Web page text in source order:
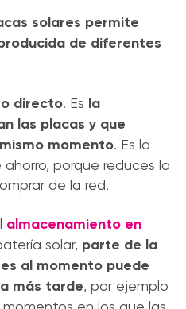
solares permite
de diferentes
directo. Es la
las placas y que
momento. Es la
porque reduces la
de la red.
almacenamiento en
solar, parte de la
al momento puede
más tarde, por ejemplo